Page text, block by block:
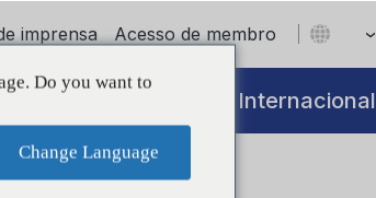
imprensa Acesso de membro
Internacional
Do you want to
Change Language